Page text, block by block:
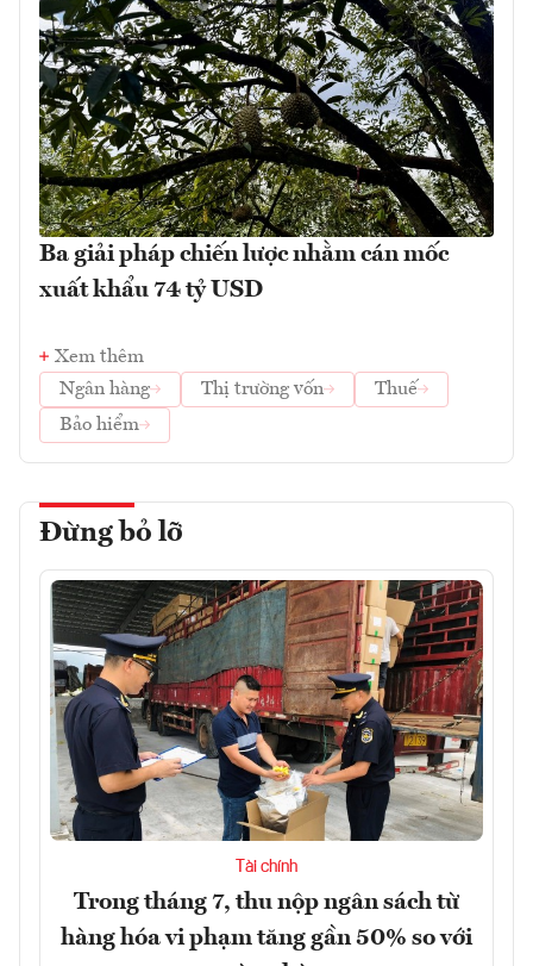
Ba giải pháp chiến lược nhằm cán mốc
xuất khẩu 74 tỷ USD
Xem thêm
Ngân hàng
Thị trường vốn
Thuế
Bảo hiểm
Đừng bỏ lỡ
Tài chính
Trong tháng 7, thu nộp ngân sách từ
hàng hóa vi phạm tăng gần 50% so với